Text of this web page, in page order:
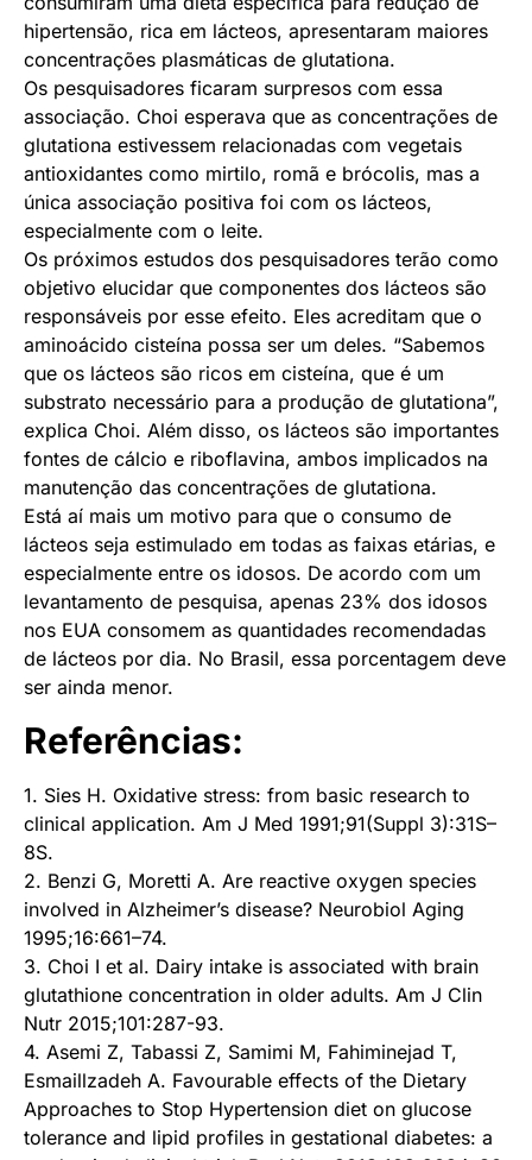
hipertensão, rica em lácteos, apresentaram maiores
concentrações plasmáticas de glutationa.
Os pesquisadores ficaram surpresos com essa
associação. Choi esperava que as concentrações de
glutationa estivessem relacionadas com vegetais
antioxidantes como mirtilo, romã e brócolis, mas a
única associação positiva foi com os lácteos,
especialmente com o leite.
Os próximos estudos dos pesquisadores terão como
objetivo elucidar que componentes dos lácteos são
responsáveis por esse efeito. Eles acreditam que o
aminoácido cisteína possa ser um deles. “Sabemos
que os lácteos são ricos em cisteína, que é um
substrato necessário para a produção de glutationa”,
explica Choi. Além disso, os lácteos são importantes
fontes de cálcio e riboflavina, ambos implicados na
manutenção das concentrações de glutationa.
Está aí mais um motivo para que o consumo de
lácteos seja estimulado em todas as faixas etárias, e
especialmente entre os idosos. De acordo com um
levantamento de pesquisa, apenas 23% dos idosos
nos EUA consomem as quantidades recomendadas
de lácteos por dia. No Brasil, essa porcentagem deve
ser ainda menor.
Referências:
1. Sies H. Oxidative stress: from basic research to
clinical application. Am J Med 1991;91(Suppl 3):31S–
8S.
2. Benzi G, Moretti A. Are reactive oxygen species
involved in Alzheimer’s disease? Neurobiol Aging
1995;16:661–74.
3. Choi I et al. Dairy intake is associated with brain
glutathione concentration in older adults. Am J Clin
Nutr 2015;101:287-93.
4. Asemi Z, Tabassi Z, Samimi M, Fahiminejad T,
Esmaillzadeh A. Favourable effects of the Dietary
Approaches to Stop Hypertension diet on glucose
tolerance and lipid profiles in gestational diabetes: a